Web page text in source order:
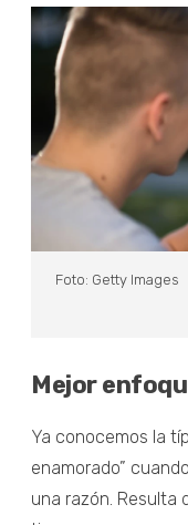
Foto: Getty Images
Mejor
Ya conocemos la
enamorado”
una razón. Resulta